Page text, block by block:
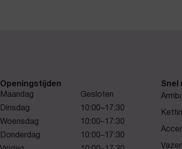
Openingstijden
Maandag
Gesloten
Dinsdag
10:00–17:30
Woensdag
10:00–17:30
Donderdag
10:00–17:30
Snel
Vazen